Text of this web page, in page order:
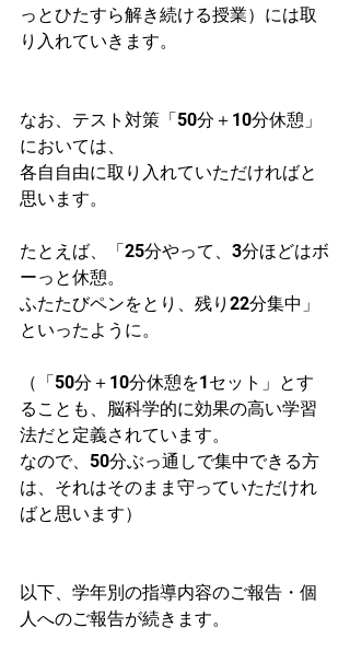
っとひたすら解き続ける授業）には取
り入れていきます。
なお、テスト対策「50分＋10分休憩」
においては、
各自自由に取り入れていただければと
思います。
たとえば、「25分やって、3分ほどはボ
ーっと休憩。
ふたたびペンをとり、残り22分集中」
といったように。
（「50分＋10分休憩を1セット」とす
ることも、脳科学的に効果の高い学習
法だと定義されています。
なので、50分ぶっ通しで集中できる方
は、それはそのまま守っていただけれ
ばと思います）
以下、学年別の指導内容のご報告・個
人へのご報告が続きます。